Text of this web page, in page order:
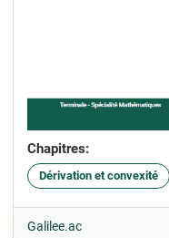
Chapitres:
Dérivation et convexité
Galilee.ac